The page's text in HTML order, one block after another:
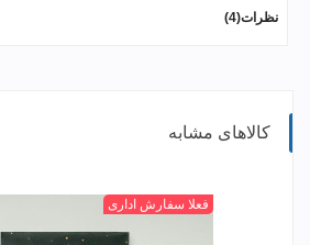
نظرات(4)
کالاهای مشابه
P1
P2
P3
P4
+
فعلا سفارش اداری